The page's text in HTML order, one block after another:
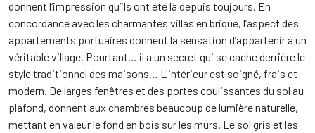
donnent l’impression qu’ils ont été là depuis toujours. En
concordance avec les charmantes villas en brique, l’aspect des
appartements portuaires donnent la sensation d’appartenir à un
véritable village. Pourtant… il a un secret qui se cache derrière le
style traditionnel des maisons… L'intérieur est soigné, frais et
modern. De larges fenêtres et des portes coulissantes du sol au
plafond, donnent aux chambres beaucoup de lumière naturelle,
mettant en valeur le fond en bois sur les murs. Le sol gris et les